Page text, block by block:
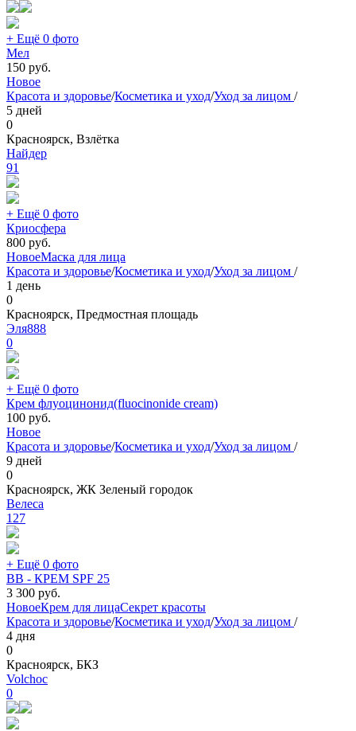
+ Ещё 0 фото
Мел
150 руб.
Новое
Красота и здоровье/Косметика и уход/Уход за лицом /
5 дней
0
Красноярск, Взлётка
Найдер
91
+ Ещё 0 фото
Криосфера
800 руб.
НовоеМаска для лица
Красота и здоровье/Косметика и уход/Уход за лицом /
1 день
0
Красноярск, Предмостная площадь
Эля888
0
+ Ещё 0 фото
Крем флуоцинонид(fluocinonide cream)
100 руб.
Новое
Красота и здоровье/Косметика и уход/Уход за лицом /
9 дней
0
Красноярск, ЖК Зеленый городок
Велеса
127
+ Ещё 0 фото
ВВ - КРЕМ SPF 25
3 300 руб.
НовоеКрем для лицаСекрет красоты
Красота и здоровье/Косметика и уход/Уход за лицом /
4 дня
0
Красноярск, БКЗ
Volchoc
0